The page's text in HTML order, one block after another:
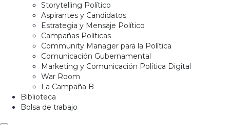
Storytelling Político
Aspirantes y Candidatos
Estrategia y Mensaje Político
Campañas Políticas
Community Manager para la Política
Comunicación Gubernamental
Marketing y Comunicación Política Digital
War Room
La Campaña B
Biblioteca
Bolsa de trabajo